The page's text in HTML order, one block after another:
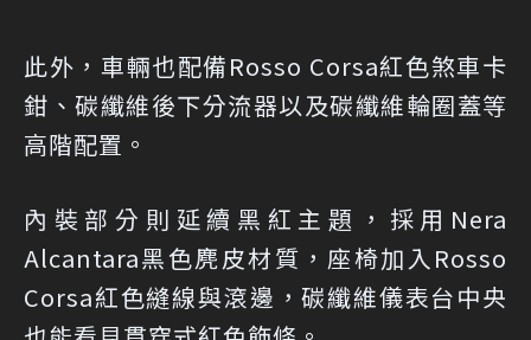
此外，車輛也配備Rosso Corsa紅色煞車卡
鉗、碳纖維後下分流器以及碳纖維輪圈蓋等
高階配置。
內裝部分則延續黑紅主題，採用Nera
Alcantara黑色麂皮材質，座椅加入Rosso
Corsa紅色縫線與滾邊，碳纖維儀表台中央